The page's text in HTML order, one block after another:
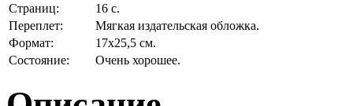
Страниц:
16 с.
Переплет:
Мягкая издательская обложка.
Формат:
17х25,5 см.
Состояние:
Очень хорошее.